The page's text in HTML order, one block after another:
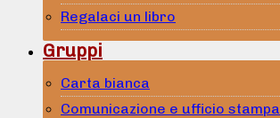
Regalaci un libro
Gruppi
Carta bianca
Comunicazione e ufficio stampa